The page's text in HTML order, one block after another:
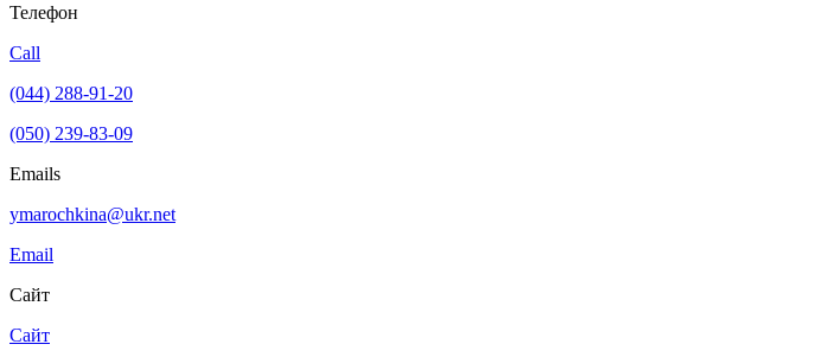
Телефон
Call
(044) 288-91-20
(050) 239-83-09
Emails
ymarochkina@ukr.net
Email
Сайт
Сайт